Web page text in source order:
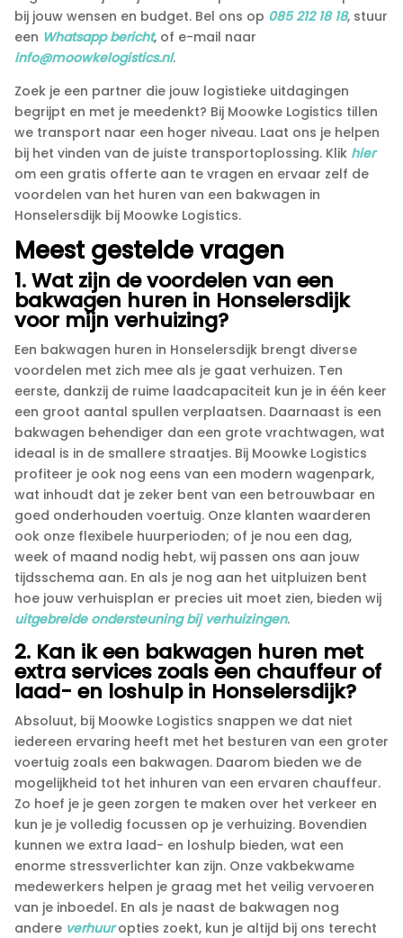
bij jouw wensen en budget.​ Bel ons op 085 212 18 18, stuur
een Whatsapp bericht, of e-mail naar
info@moowkelogistics.​nl.​
Zoek je een partner die jouw logistieke uitdagingen
begrijpt en met je meedenkt? Bij Moowke Logistics tillen
we transport naar een hoger niveau.​ Laat ons je helpen
bij het vinden van de juiste transportoplossing.​ Klik hier
om een gratis offerte aan te vragen en ervaar zelf de
voordelen van het huren van een bakwagen in
Honselersdijk bij Moowke Logistics.​
Meest gestelde vragen
1.​ Wat zijn de voordelen van een
bakwagen huren in Honselersdijk
voor mijn verhuizing?
Een bakwagen huren in Honselersdijk brengt diverse
voordelen met zich mee als je gaat verhuizen.​ Ten
eerste, dankzij de ruime laadcapaciteit kun je in één keer
een groot aantal spullen verplaatsen.​ Daarnaast is een
bakwagen behendiger dan een grote vrachtwagen, wat
ideaal is in de smallere straatjes.​ Bij Moowke Logistics
profiteer je ook nog eens van een modern wagenpark,
wat inhoudt dat je zeker bent van een betrouwbaar en
goed onderhouden voertuig.​ Onze klanten waarderen
ook onze flexibele huurperioden; of je nou een dag,
week of maand nodig hebt, wij passen ons aan jouw
tijdsschema aan.​ En als je nog aan het uitpluizen bent
hoe jouw verhuisplan er precies uit moet zien, bieden wij
uitgebreide ondersteuning bij verhuizingen.​
2.​ Kan ik een bakwagen huren met
extra services zoals een chauffeur of
laad- en loshulp in Honselersdijk?
Absoluut, bij Moowke Logistics snappen we dat niet
iedereen ervaring heeft met het besturen van een groter
voertuig zoals een bakwagen.​ Daarom bieden we de
mogelijkheid tot het inhuren van een ervaren chauffeur.​
Zo hoef je je geen zorgen te maken over het verkeer en
kun je je volledig focussen op je verhuizing.​ Bovendien
kunnen we extra laad- en loshulp bieden, wat een
enorme stressverlichter kan zijn.​ Onze vakbekwame
medewerkers helpen je graag met het veilig vervoeren
van je inboedel.​ En als je naast de bakwagen nog
andere verhuuropties zoekt, kun je altijd bij ons terecht